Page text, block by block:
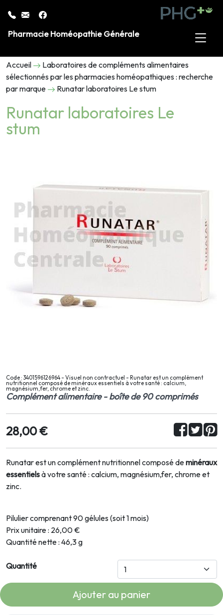
Pharmacie Homéopathie Générale
Accueil
Laboratoires de compléments alimentaires
sélectionnés par les pharmacies homéopathiques : recherche
par marque
Runatar laboratoires Le stum
Runatar laboratoires Le
stum
Code : 3401596126964 - Visuel non contractuel - Runatar est un complément
nutritionnel composé de minéraux essentiels à votre santé : calcium,
magnésium,fer, chrome et zinc.
Complément alimentaire - boîte de 90 comprimés
28,00 €
Runatar est un complément nutritionnel composé deminéraux
essentielsà votre santé : calcium, magnésium,fer, chrome et
zinc.
Pilulier comprenant 90 gélules (soit 1 mois)
Prix unitaire : 26,00 €
Quantité nette : 46,3 g
Quantité
Ajouter au panier